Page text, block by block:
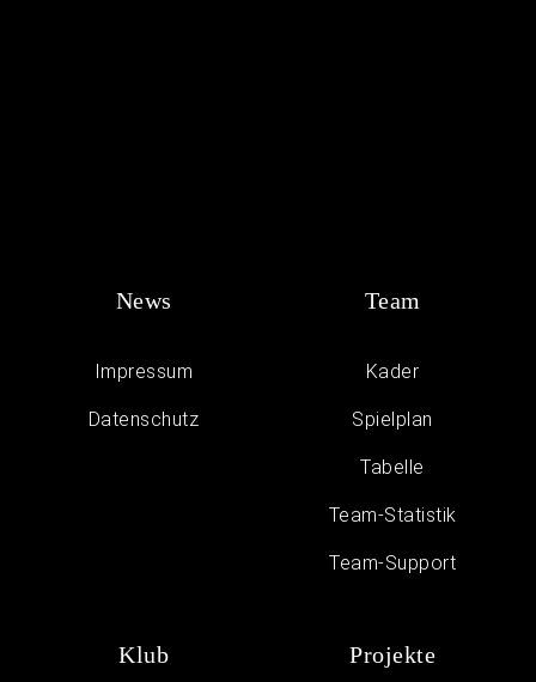
News
Impressum
Daten­schutz
Team
Kader
Spielplan
Tabelle
Team-Statistik
Team-Support
Klub Projekte